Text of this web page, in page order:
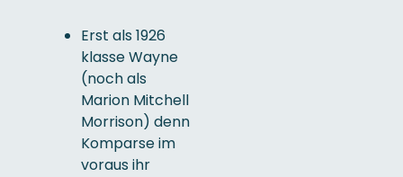
Erst als 1926
klasse Wayne
(noch als
Marion Mitchell
Morrison) denn
Komparse im
voraus ihr